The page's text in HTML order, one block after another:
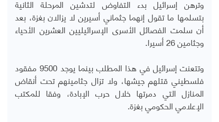
وترهن إسرائيل بدء التفاوض لتدشين المرحلة الثانية
بتسلمها ما تقول إنهما جثماني أسيرين لا يزالان بغزة، بعد
أن سلمت الفصائل الأسرى الإسرائيليين العشرين الأحياء
وجثامين 26 أسيرا.
وتتعنت إسرائيل في هذا المطلب بينما يوجد 9500 مفقود
فلسطيني قتلهم جيشها، ولا تزال جثامينهم تحت أنقاض
المنازل التي دمرتها خلال حرب الإبادة، وفقا للمكتب
الإعلامي الحكومي بغزة.